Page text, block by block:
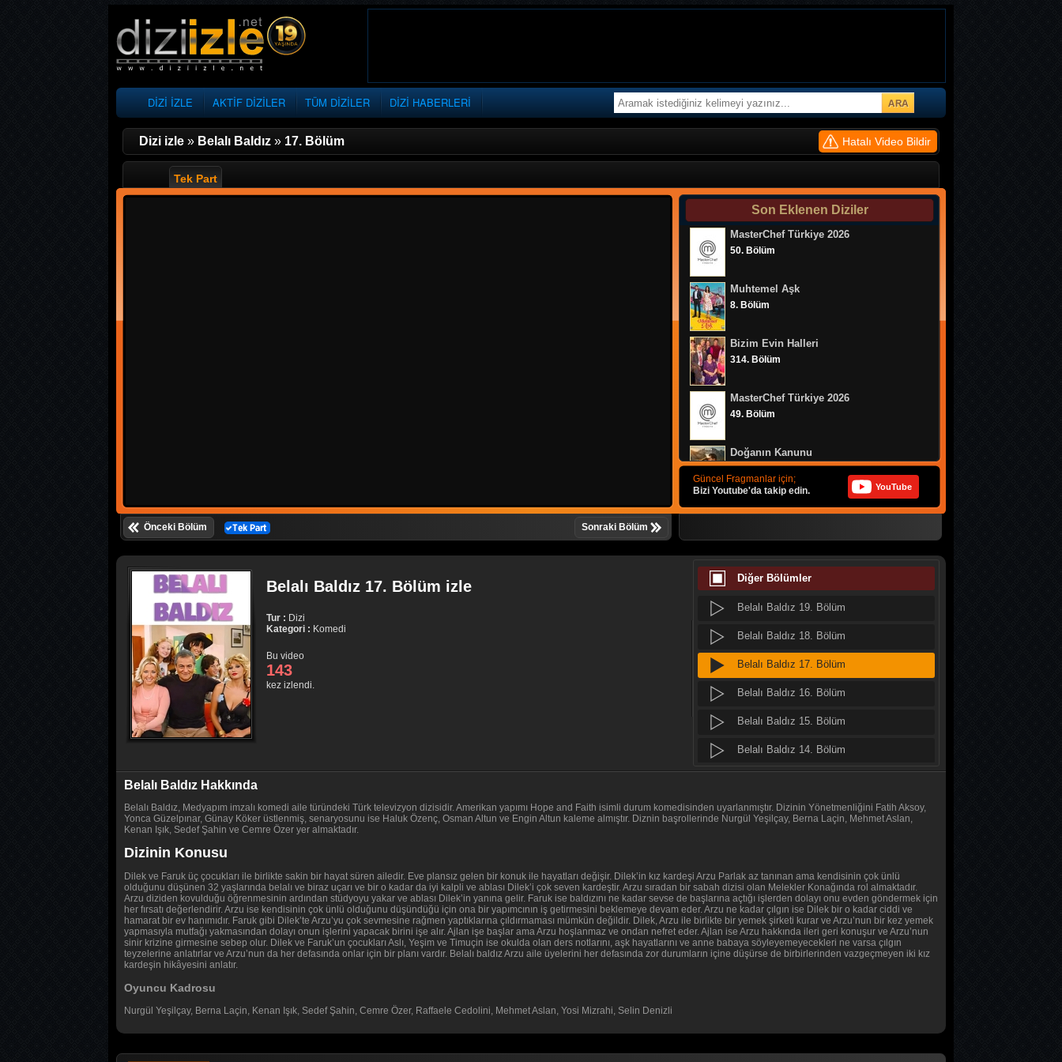
DİZİ İZLE AKTİF DİZİLER TÜM DİZİLER DİZİ HABERLERİ
Dizi izle » Belalı Baldız » 17. Bölüm Hatalı Video Bildir
Tek Part
Son Eklenen Diziler
MasterChef Türkiye 2026
50. Bölüm
Muhtemel Aşk
8. Bölüm
Bizim Evin Halleri
314. Bölüm
MasterChef Türkiye 2026
49. Bölüm
Doğanın Kanunu
9. Bölüm
MasterChef Türkiye 2026
47. Bölüm
8. Bölüm
MasterChef Türkiye 2026
46. Bölüm
Daha 17
Baş Başa
2. Bölüm
Baş Başa
1. Bölüm
Sıfır Bir 4 Sezon
Güncel Fragmanlar için;
Bizi Youtube'da takip edin.
YouTube
Önceki Bölüm Sonraki Bölüm
Belalı Baldız 17. Bölüm izle
Tur : Dizi
Kategori : Komedi
Bu video
143
kez izlendi.
Diğer Bölümler
Belalı Baldız 33. Bölüm
Belalı Baldız 32. Bölüm
Belalı Baldız 30. Bölüm
Belalı Baldız 26. Bölüm
Belalı Baldız 24. Bölüm
Belalı Baldız 23. Bölüm
Belalı Baldız 20. Bölüm
Belalı Baldız 19. Bölüm
Belalı Baldız 18. Bölüm
Belalı Baldız 17. Bölüm
Belalı Baldız 16. Bölüm
Belalı Baldız 15. Bölüm
Belalı Baldız 14. Bölüm
Belalı Baldız 12. Bölüm
Belalı Baldız 9. Bölüm
Belalı Baldız 8. Bölüm
Belalı Baldız 7. Bölüm
Belalı Baldız 4. Bölüm
Belalı Baldız Hakkında
Belalı Baldız, Medyapım imzalı komedi aile türündeki Türk televizyon dizisidir. Amerikan yapımı Hope and Faith isimli durum komedisinden uyarlanmıştır. Dizinin Yönetmenliğini Fatih Aksoy,
Yonca Güzelpınar, Günay Köker üstlenmiş, senaryosunu ise Haluk Özenç, Osman Altun ve Engin Altun kaleme almıştır. Diznin başrollerinde Nurgül Yeşilçay, Berna Laçin, Mehmet Aslan,
Kenan Işık, Sedef Şahin ve Cemre Özer yer almaktadır.
Dizinin Konusu
Dilek ve Faruk üç çocukları ile birlikte sakin bir hayat süren ailedir. Eve plansız gelen bir konuk ile hayatları değişir. Dilek’in kız kardeşi Arzu Parlak az tanınan ama kendisinin çok ünlü
olduğunu düşünen 32 yaşlarında belalı ve biraz uçarı ve bir o kadar da iyi kalpli ve ablası Dilek’i çok seven kardeştir. Arzu sıradan bir sabah dizisi olan Melekler Konağında rol almaktadır.
Arzu diziden kovulduğu öğrenmesinin ardından stüdyoyu yakar ve ablası Dilek’in yanına gelir. Faruk ise baldızını ne kadar sevse de başlarına açtığı işlerden dolayı onu evden göndermek için
her fırsatı değerlendirir. Arzu ise kendisinin çok ünlü olduğunu düşündüğü için ona bir yapımcının iş getirmesini beklemeye devam eder. Arzu ne kadar çılgın ise Dilek bir o kadar ciddi ve
hamarat bir ev hanımıdır. Faruk gibi Dilek’te Arzu’yu çok sevmesine rağmen yaptıklarına çıldırmaması mümkün değildir. Dilek, Arzu ile birlikte bir yemek şirketi kurar ve Arzu’nun bir kez yemek
yapmasıyla mutfağı yakmasından dolayı onun işlerini yapacak birini işe alır. Ajlan işe başlar ama Arzu hoşlanmaz ve ondan nefret eder. Ajlan ise Arzu hakkında ileri geri konuşur ve Arzu’nun
sinir krizine girmesine sebep olur. Dilek ve Faruk’un çocukları Aslı, Yeşim ve Timuçin ise okulda olan ders notlarını, aşk hayatlarını ve anne babaya söyleyemeyecekleri ne varsa çılgın
teyzelerine anlatırlar ve Arzu’nun da her defasında onlar için bir planı vardır. Belalı baldız Arzu aile üyelerini her defasında zor durumların içine düşürse de birbirlerinden vazgeçmeyen iki kız
kardeşin hikâyesini anlatır.
Oyuncu Kadrosu
Nurgül Yeşilçay, Berna Laçin, Kenan Işık, Sedef Şahin, Cemre Özer, Raffaele Cedolini, Mehmet Aslan, Yosi Mizrahi, Selin Denizli